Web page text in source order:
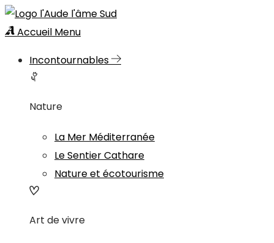
Accueil Menu
Incontournables
Nature
La Mer Méditerranée
Le Sentier Cathare
Nature et écotourisme
Art de vivre